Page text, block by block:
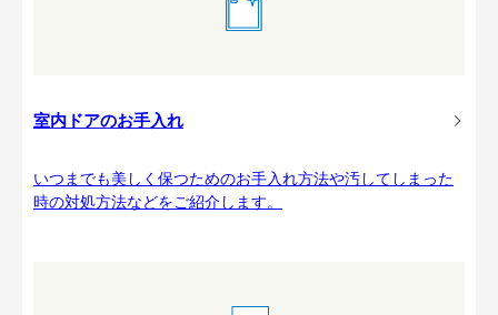
室内ドアのお手入れ
いつまでも美しく保つためのお手入れ方法や汚してしまった
時の対処方法などをご紹介します。